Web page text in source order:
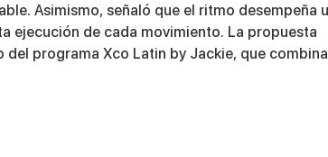
Asimismo, señaló que el ritmo desempeña
ejecución de cada movimiento. La propuesta
del programa Xco Latin by Jackie, que combina